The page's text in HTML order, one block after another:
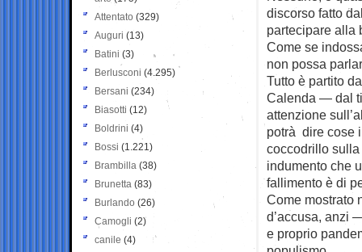
discorso fatto
partecipare alla
Come se
non possa
Tutto è partito
Calenda — dal
attenzione
potrà dire cose
coccodrillo sulla
indumento che
fallimento è di
Come mostrato
d’accusa, anzi
e proprio
Attentato (329)
Auguri (13)
Batini (3)
Berlusconi (4.295)
Bersani (234)
Biasotti (12)
Boldrini (4)
Bossi (1.221)
Brambilla (38)
Brunetta (83)
Burlando (26)
Camogli (2)
canile (4)